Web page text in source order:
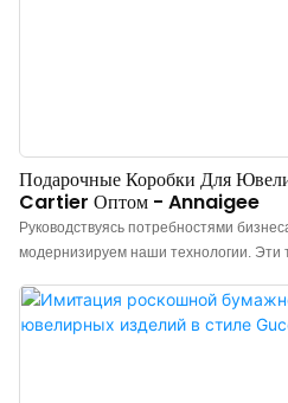
Подарочные Коробки Для
Cartier Оптом - Annaigee
Руководствуясь потребностями
модернизируем наши технологии. Эти
сфере применения ювелирных
шкатулки для украшений, мешочки,